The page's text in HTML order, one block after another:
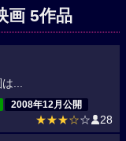
画 5作品
...
2008年12月公開
★★★☆☆ 28